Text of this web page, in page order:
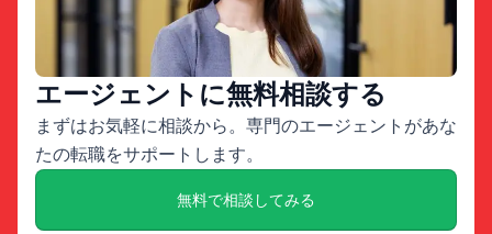
エージェントに無料相談する
まずはお気軽に相談から。専門のエージェントがあな
たの転職をサポートします。
無料で相談してみる